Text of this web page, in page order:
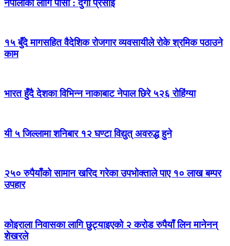
नेपालीका लागि पासो : दुर्गा प्रसाई
१५ बुँदे मागसहित वैदेशिक रोजगार व्यवसायीले रोके श्रमिक पठाउने
काम
भारत हुँदै देशका विभिन्न नाकाबाट नेपाल छिरे ५२६ रोहिंग्या
यी ५ जिल्लामा शनिबार १२ घण्टा विद्युत् अवरुद्ध हुने
२५० रुपैयाँको सामान खरिद गरेका उपभोक्ताले पाए १० लाख बम्पर
उपहार
कोइराला निवासका लागि छुट्याइएको २ करोड रुपैयाँ लिन मानेनन्
शेखरले